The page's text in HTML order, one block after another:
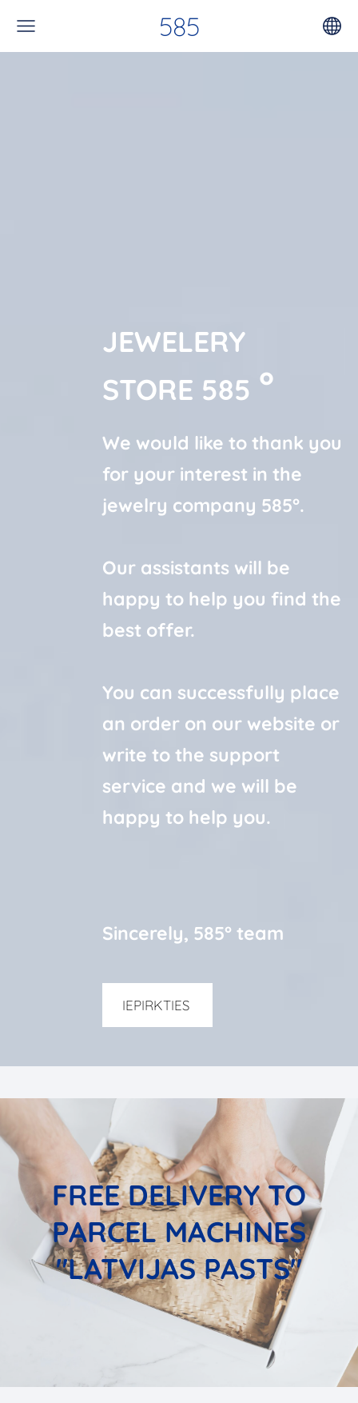
585
JEWELERY
STORE 585 °
We would like to thank you
for your interest in the
jewelry company 585°.
Our assistants will be
happy to help you find the
best offer.
You can successfully place
an order on our website or
write to the support
service and we will be
happy to help you.
Sincerely, 585° team
​IEPIRKTIES ​
FREE DELIVERY TO
PARCEL MACHINES
"LATVIJAS PASTS"